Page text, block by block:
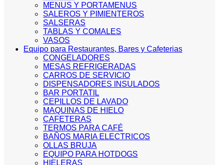
MENUS Y PORTAMENUS
SALEROS Y PIMIENTEROS
SALSERAS
TABLAS Y COMALES
VASOS
Equipo para Restaurantes, Bares y Cafeterias
CONGELADORES
MESAS REFRIGERADAS
CARROS DE SERVICIO
DISPENSADORES INSULADOS
BAR PORTATIL
CEPILLOS DE LAVADO
MAQUINAS DE HIELO
CAFETERAS
TERMOS PARA CAFÉ
BAÑOS MARIA ELECTRICOS
OLLAS BRUJA
EQUIPO PARA HOTDOGS
HIELERAS